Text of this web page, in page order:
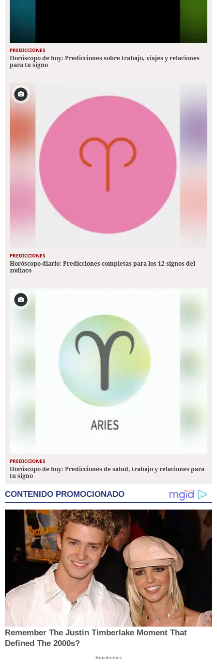
PREDICCIONES
Horóscopo de hoy: Predicciones sobre trabajo, viajes y relaciones
para tu signo
PREDICCIONES
Horóscopo diario: Predicciones completas para los 12 signos del
zodiaco
PREDICCIONES
Horóscopo de hoy: Predicciones de salud, trabajo y relaciones para
tu signo
CONTENIDO PROMOCIONADO
Remember The Justin Timberlake Moment That
Defined The 2000s?
Brainberries